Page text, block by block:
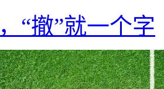
“撤”就一个字